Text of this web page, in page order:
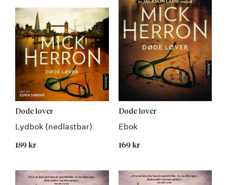
Døde løver
Lydbok (nedlastbar)
189 kr
Døde løver
Ebok
169 kr